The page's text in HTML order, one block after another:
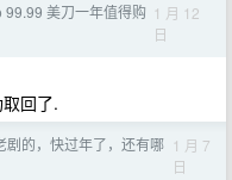
美刀一年值得购 1 月 12
日
回了.
剧的，快过年了，还有哪 1 月 7
日